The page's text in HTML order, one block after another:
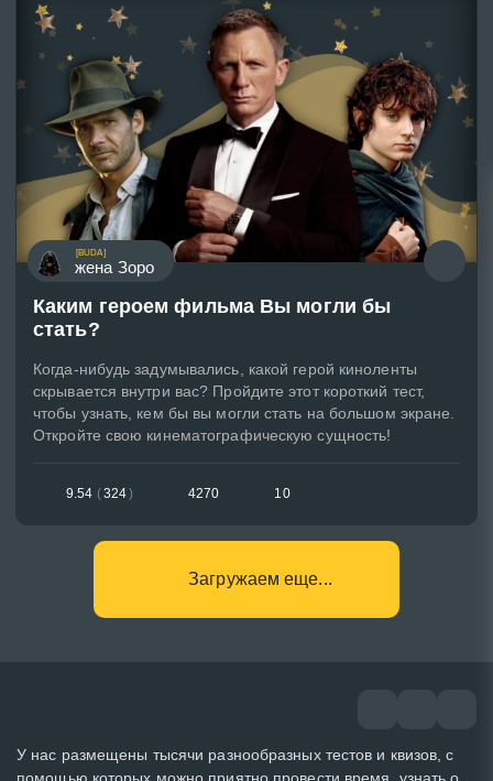
[BUDA]
жена Зоро
Каким героем фильма Вы могли бы
стать?
Когда-нибудь задумывались, какой герой киноленты
скрывается внутри вас? Пройдите этот короткий тест,
чтобы узнать, кем бы вы могли стать на большом экране.
Откройте свою кинематографическую сущность!
9.54 (324) 4270 10
Загружаем еще...
У нас размещены тысячи разнообразных тестов и квизов, с
помощью которых можно приятно провести время, узнать о